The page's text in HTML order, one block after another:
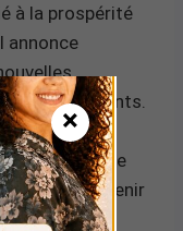
à la prospérité
annonce
investissements.
qui évoque
à maintenir
×